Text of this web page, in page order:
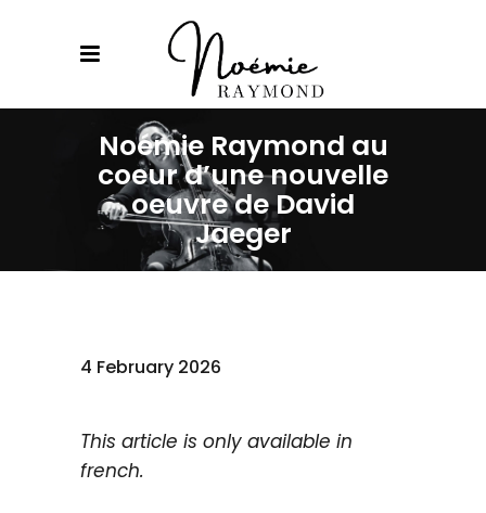
Noémie Raymond au
coeur d’une nouvelle
oeuvre de David
Jaeger
4 February 2026
This article is only available in
french.